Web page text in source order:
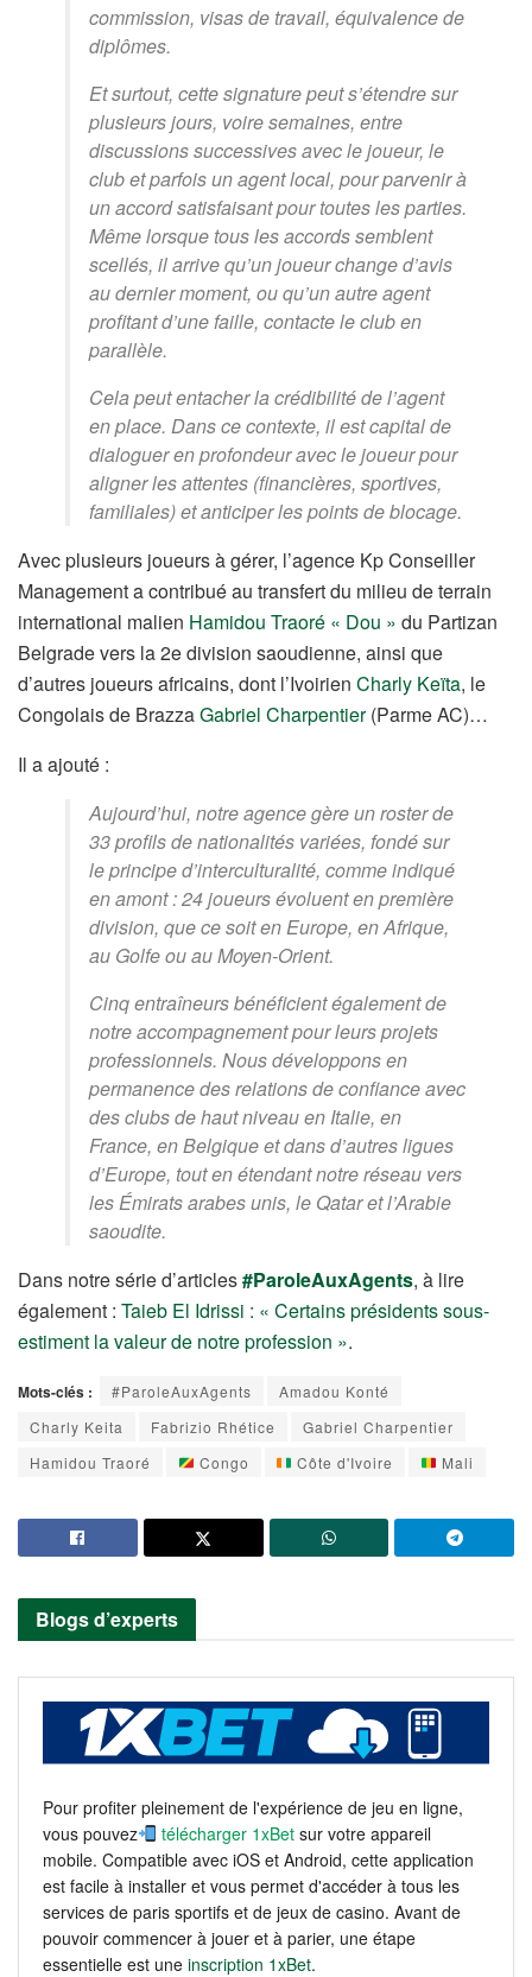
commission, visas de travail, équivalence de
diplômes.
Et surtout, cette signature peut s’étendre sur
plusieurs jours, voire semaines, entre
discussions successives avec le joueur, le
club et parfois un agent local, pour parvenir à
un accord satisfaisant pour toutes les parties.
Même lorsque tous les accords semblent
scellés, il arrive qu’un joueur change d’avis
au dernier moment, ou qu’un autre agent
profitant d’une faille, contacte le club en
parallèle.
Cela peut entacher la crédibilité de l’agent
en place. Dans ce contexte, il est capital de
dialoguer en profondeur avec le joueur pour
aligner les attentes (financières, sportives,
familiales) et anticiper les points de blocage.
Avec plusieurs joueurs à gérer, l’agence Kp Conseiller
Management a contribué au transfert du milieu de terrain
international malien Hamidou Traoré « Dou » du Partizan
Belgrade vers la 2e division saoudienne, ainsi que
d’autres joueurs africains, dont l’Ivoirien Charly Keïta, le
Congolais de BrazzaGabriel Charpentier(Parme AC)…
Il a ajouté :
Aujourd’hui, notre agence gère un roster de
33 profils de nationalités variées, fondé sur
le principe d’interculturalité, comme indiqué
en amont : 24 joueurs évoluent en première
division, que ce soit en Europe, en Afrique,
au Golfe ou au Moyen-Orient.
Cinq entraîneurs bénéficient également de
notre accompagnement pour leurs projets
professionnels. Nous développons en
permanence des relations de confiance avec
des clubs de haut niveau en Italie, en
France, en Belgique et dans d’autres ligues
d’Europe, tout en étendant notre réseau vers
les Émirats arabes unis, le Qatar et l’Arabie
saoudite.
Dans notre série d’articles#ParoleAuxAgents, à lire
également : Taieb El Idrissi : « Certains présidents sous-
estiment la valeur de notre profession ».
Mots-clés : #ParoleAuxAgents
Amadou Konté
Charly Keita
Fabrizio Rhétice
Gabriel Charpentier
Hamidou Traoré
Congo Côte d'Ivoire Mali
Blogs d’experts
Pour profiter pleinement de l'expérience de jeu en ligne,
vous pouvez
télécharger 1xBet sur votre appareil
mobile. Compatible avec iOS et Android, cette application
est facile à installer et vous permet d'accéder à tous les
services de paris sportifs et de jeux de casino. Avant de
pouvoir commencer à jouer et à parier, une étape
essentielle est une inscription 1xBet.